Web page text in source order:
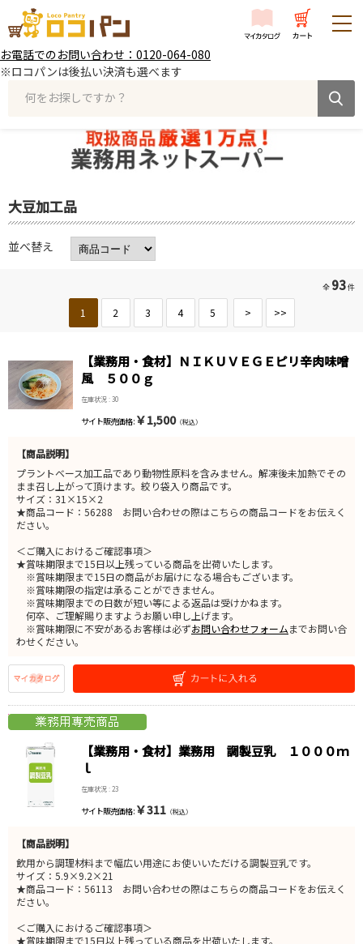
お電話でのお問い合わせ：0120-064-080
※ロコパンは後払い決済も選べます
何をお探しですか？
大豆加工品
並べ替え
全 93件
1 2 3 4 5 > >>
【業務用・食材】ＮＩＫＵＶＥＧＥピリ辛肉味噌
風 ５００ｇ
在庫状況 : 30
サイト販売価格 : ￥1,500（税込）
【商品説明】
プラントベース加工品であり動物性原料を含みません。解凍後未加熱でその
まま召し上がって頂けます。絞り袋入り商品です。
サイズ：31×15×2
★商品コード：56288 お問い合わせの際はこちらの商品コードをお伝えく
ださい。
＜ご購入におけるご確認事項＞
★賞味期限まで15日以上残っている商品を出荷いたします。
※賞味期限まで15日の商品がお届けになる場合もございます。
※賞味期限の指定は承ることができません。
※賞味期限までの日数が短い等による返品は受けかねます。
何卒、ご理解賜りますようお願い申し上げます。
※賞味期限に不安があるお客様は必ずお問い合わせフォームまでお問い合
わせください。
【業務用・食材】業務用 調製豆乳 １０００ｍ
ｌ
在庫状況 : 23
サイト販売価格 : ￥311 （税込）
【商品説明】
飲用から調理材料まで幅広い用途にお使いいただける調製豆乳です。
サイズ：5.9×9.2×21
★商品コード：56113 お問い合わせの際はこちらの商品コードをお伝えく
ださい。
＜ご購入におけるご確認事項＞
★賞味期限まで15日以上残っている商品を出荷いたします。